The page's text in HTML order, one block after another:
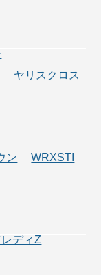
ヤリスクロス
ン
WRXSTI
ディZ